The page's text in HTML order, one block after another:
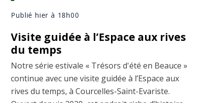
Publié hier à 18h00
Visite guidée à l’Espace aux rives
du temps
Notre série estivale « Trésors d'été en Beauce »
continue avec une visite guidée à l’Espace aux
rives du temps, à Courcelles-Saint-Evariste.